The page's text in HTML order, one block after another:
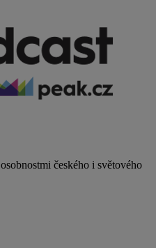
českého i světového